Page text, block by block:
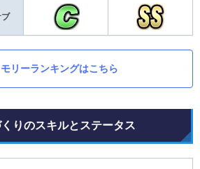
ブ
リーランキングはこちら
りのスキルとステータス